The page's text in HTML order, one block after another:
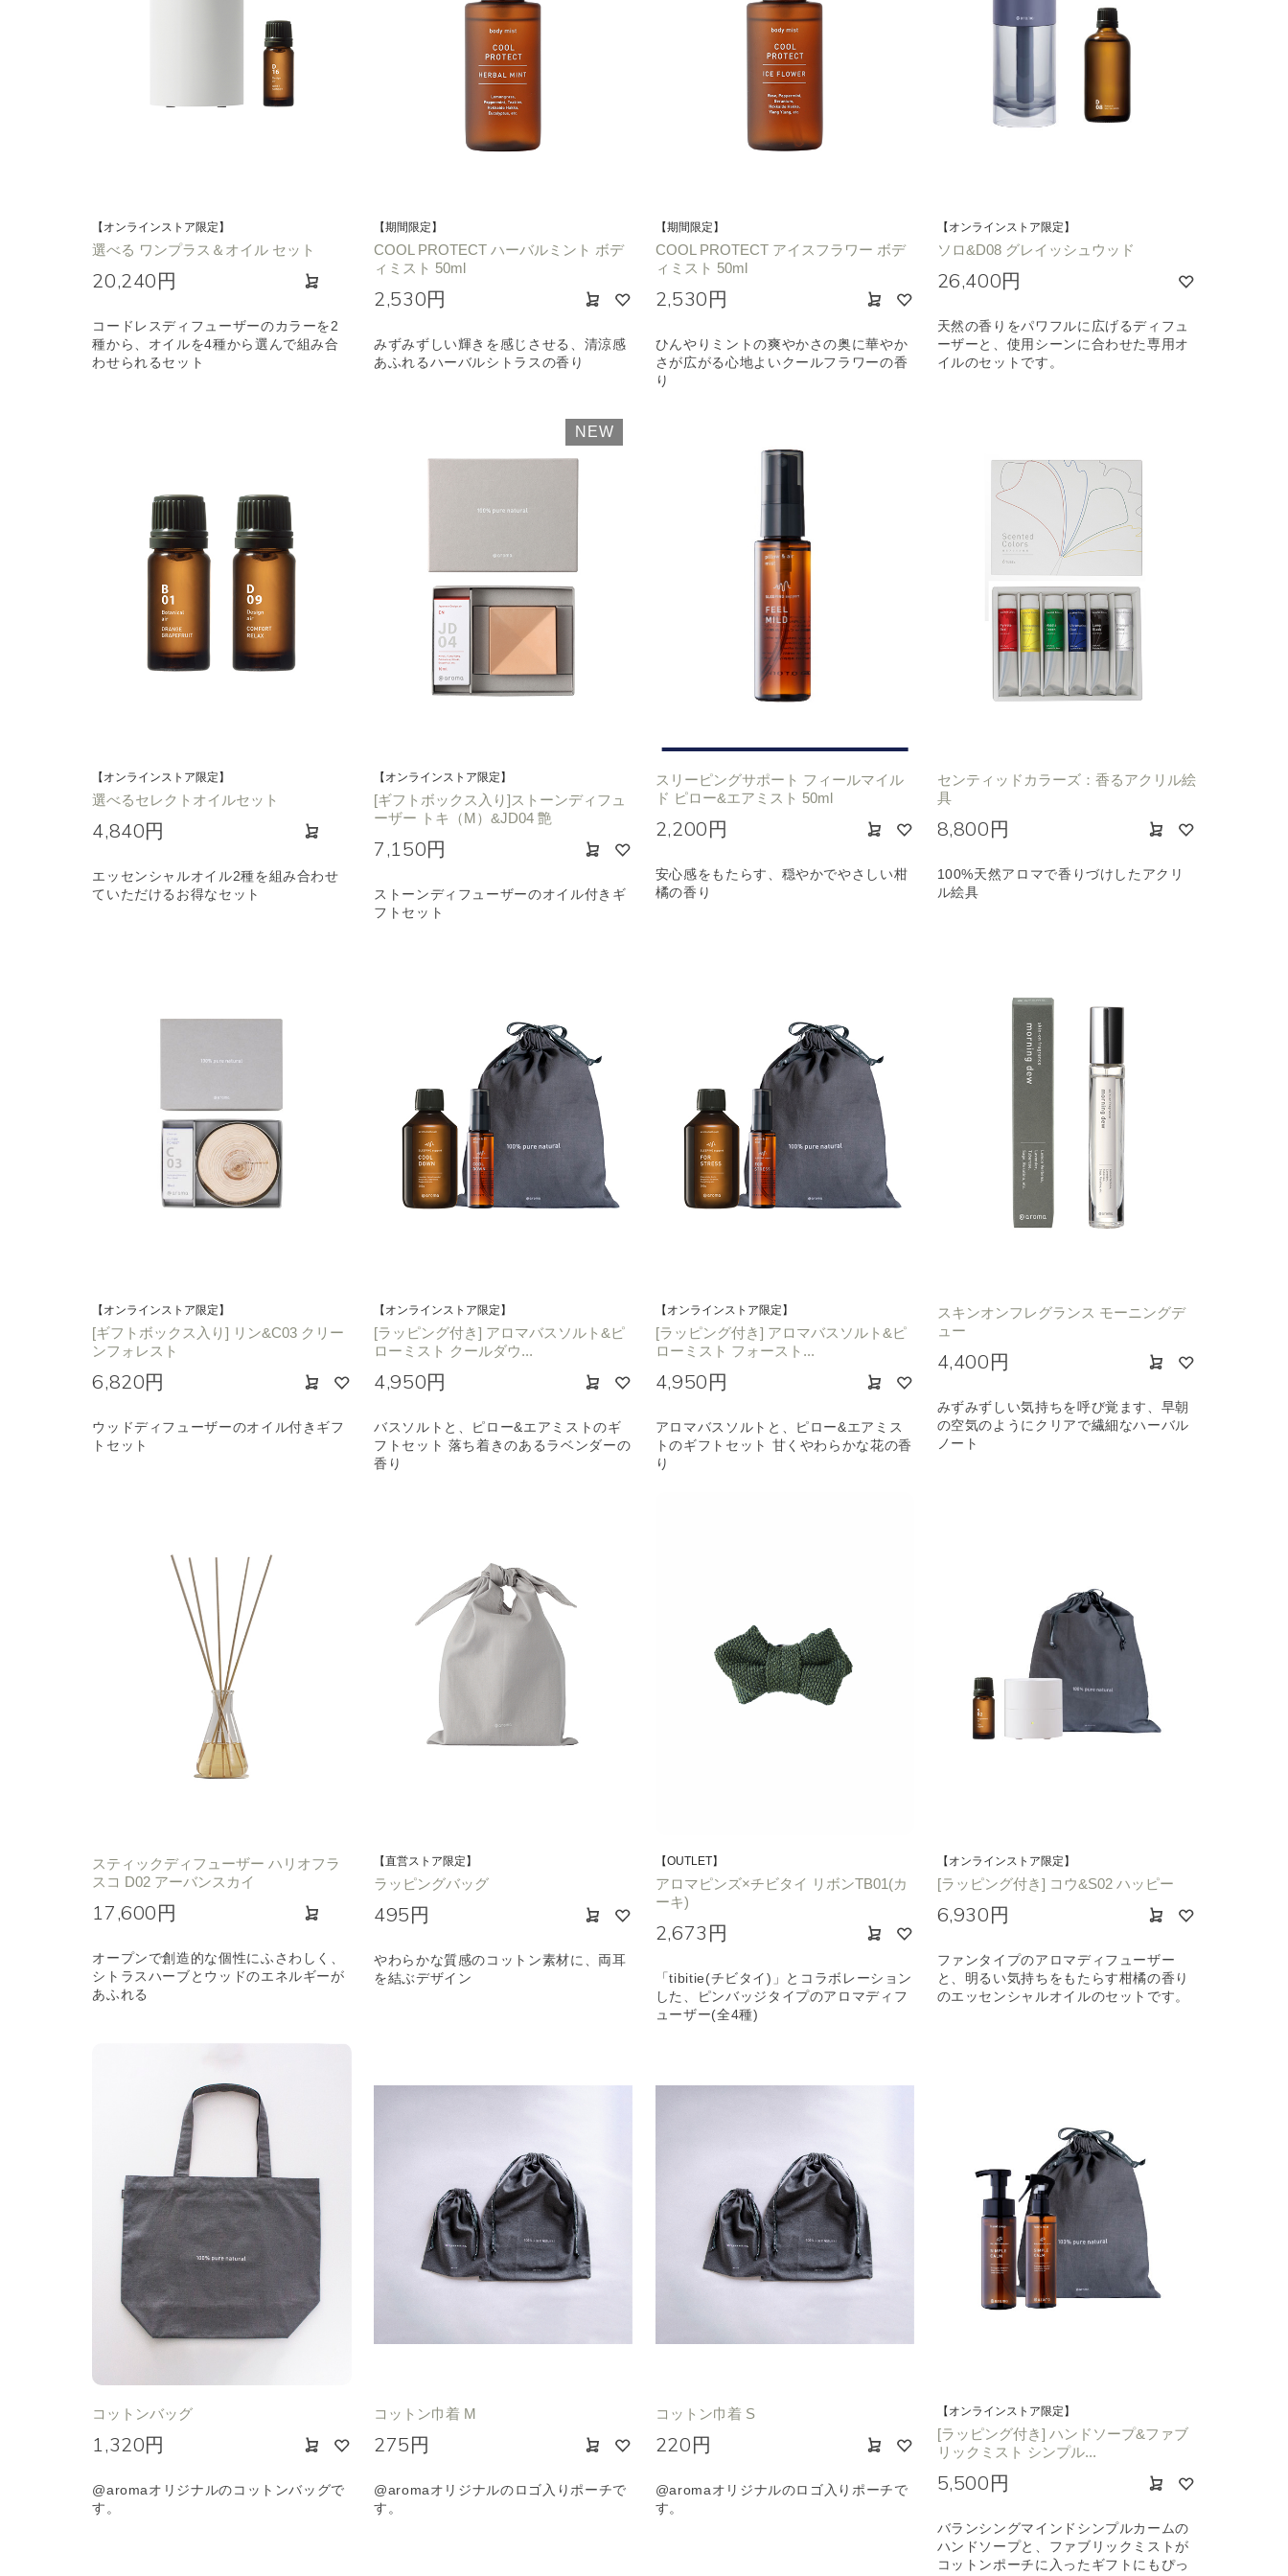
【オンラインストア限定】
選べる ワンプラス＆オイル セット
20,240円
コードレスディフューザーのカラーを2
種から、オイルを4種から選んで組み合
わせられるセット
【期間限定】
COOL PROTECT ハーバルミント ボデ
ィミスト 50ml
2,530円
みずみずしい輝きを感じさせる、清涼感
あふれるハーバルシトラスの香り
【期間限定】
COOL PROTECT アイスフラワー ボデ
ィミスト 50ml
2,530円
ひんやりミントの爽やかさの奥に華やか
さが広がる心地よいクールフラワーの香
り
【オンラインストア限定】
ソロ&D08 グレイッシュウッド
26,400円
天然の香りをパワフルに広げるディフュ
ーザーと、使用シーンに合わせた専用オ
イルのセットです。
【オンラインストア限定】
選べるセレクトオイルセット
4,840円
エッセンシャルオイル2種を組み合わせ
ていただけるお得なセット
NEW
【オンラインストア限定】
[ギフトボックス入り]ストーンディフュ
ーザー トキ（M）&JD04 艶
7,150円
ストーンディフューザーのオイル付きギ
フトセット
スリーピングサポート フィールマイル
ド ピロー&エアミスト 50ml
2,200円
安心感をもたらす、穏やかでやさしい柑
橘の香り
センティッドカラーズ：香るアクリル絵
具
8,800円
100%天然アロマで香りづけしたアクリ
ル絵具
【オンラインストア限定】
[ギフトボックス入り] リン&C03 クリー
ンフォレスト
6,820円
ウッドディフューザーのオイル付きギフ
トセット
【オンラインストア限定】
[ラッピング付き] アロマバスソルト&ピ
ローミスト クールダウ...
4,950円
バスソルトと、ピロー&エアミストのギ
フトセット 落ち着きのあるラベンダーの
香り
【オンラインストア限定】
[ラッピング付き] アロマバスソルト&ピ
ローミスト フォースト...
4,950円
アロマバスソルトと、ピロー&エアミス
トのギフトセット 甘くやわらかな花の香
り
スキンオンフレグランス モーニングデ
ュー
4,400円
みずみずしい気持ちを呼び覚ます、早朝
の空気のようにクリアで繊細なハーバル
ノート
スティックディフューザー ハリオフラ
スコ D02 アーバンスカイ
17,600円
オープンで創造的な個性にふさわしく、
シトラスハーブとウッドのエネルギーが
あふれる
【直営ストア限定】
ラッピングバッグ
495円
やわらかな質感のコットン素材に、両耳
を結ぶデザイン
【OUTLET】
アロマピンズ×チビタイ リボンTB01(カ
ーキ)
2,673円
「tibitie(チビタイ)」とコラボレーション
した、ピンバッジタイプのアロマディフ
ューザー(全4種)
【オンラインストア限定】
[ラッピング付き] コウ&S02 ハッピー
6,930円
ファンタイプのアロマディフューザー
と、明るい気持ちをもたらす柑橘の香り
のエッセンシャルオイルのセットです。
コットンバッグ
1,320円
@aromaオリジナルのコットンバッグで
す。
コットン巾着 M
275円
@aromaオリジナルのロゴ入りポーチで
す。
コットン巾着 S
220円
@aromaオリジナルのロゴ入りポーチで
す。
【オンラインストア限定】
[ラッピング付き] ハンドソープ&ファブ
リックミスト シンプル...
5,500円
バランシングマインドシンプルカームの
ハンドソープと、ファブリックミストが
コットンポーチに入ったギフトにもぴっ